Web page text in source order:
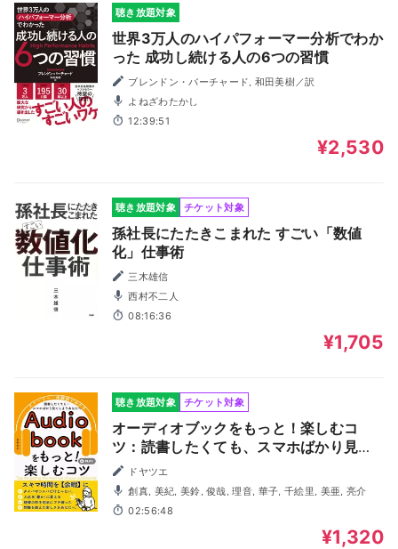
聴き放題対象
世界3万人のハイパフォーマー分析でわか
った 成功し続ける人の6つの習慣
ブレンドン・バーチャード, 和田美樹／訳
よねざわたかし
12:39:51
¥2,530
聴き放題対象 チケット対象
孫社長にたたきこまれた すごい「数値
化」仕事術
三木雄信
西村不二人
08:16:36
¥1,705
聴き放題対象 チケット対象
オーディオブックをもっと！楽しむコ
ツ：読書したくても、スマホばかり見て
しまうあなたへ。スキマ時間が「余暇」
になる！タイパやコスパだけじゃない。
耳読書で人生を豊かに変える。
ドヤツエ
創真, 美紀, 美鈴, 俊哉, 理音, 華子, 千絵里, 美亜, 亮介
02:56:48
¥1,320